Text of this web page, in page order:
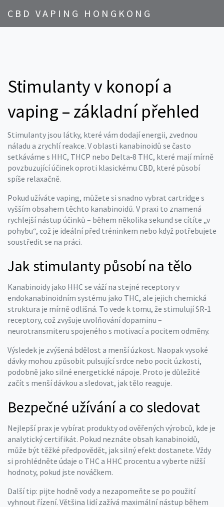
CBD VAPING HONGKONG
Stimulanty v konopí a
vaping – základní přehled
Stimulanty jsou látky, které vám dodají energii, zvednou
náladu a zrychlí reakce. V oblasti kanabinoidů se často
setkáváme s HHC, THCP nebo Delta‑8 THC, které mají mírně
povzbuzující účinek oproti klasickému CBD, které působí
spíše relaxačně.
Pokud užíváte vaping, můžete si snadno vybrat cartridge s
vyšším obsahem těchto kanabinoidů. V praxi to znamená
rychlejší nástup účinků – během několika sekund se cítíte „v
pohybu“, což je ideální před tréninkem nebo když potřebujete
soustředit se na práci.
Jak stimulanty působí na tělo
Kanabinoidy jako HHC se váží na stejné receptory v
endokanabinoidním systému jako THC, ale jejich chemická
struktura je mírně odlišná. To vede k tomu, že stimulují SR‑1
receptory, což zvyšuje uvolňování dopaminu –
neurotransmiteru spojeného s motivací a pocitem odměny.
Výsledek je zvýšená bdělost a menší úzkost. Naopak vysoké
dávky mohou způsobit pulsující srdce nebo pocit úzkosti,
podobně jako silné energetické nápoje. Proto je důležité
začít s menší dávkou a sledovat, jak tělo reaguje.
Bezpečné užívání a co sledovat
Nejlepší prax je vybírat produkty od ověřených výrobců, kde je
analytický certifikát. Pokud neznáte obsah kanabinoidů,
může být těžké předpovědět, jak silný efekt dostanete. Vždy
si prohlédněte údaje o THC a HHC procentu a vyberte nižší
hodnoty, pokud jste nováčkem.
Další tip: pijte hodně vody a nezapomeňte se po použití
vyhnout řízení. Většina lidí zažívá maximální nástup během